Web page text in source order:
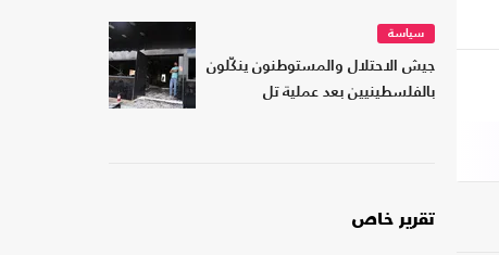
سياسة
جيش الاحتلال والمستوطنون ينكّلون
بالفلسطينيين بعد عملية تل
تقرير خاص